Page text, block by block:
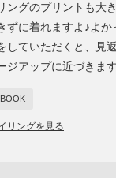
ングのプリントも大
ずに着れますよ♪よか
ていただくと、見
ジアップに近づきま
リングを見る